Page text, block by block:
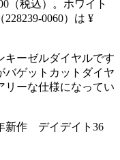
（税込）。ホワイト
0060）は ¥
キーゼルダイヤルです
バゲットカットダイヤ
リーな仕様になってい